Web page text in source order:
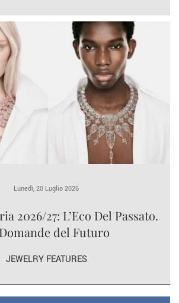
Lunedì, 20 Luglio 2026
2026/27: L’Eco Del Passato.
del Futuro
JEWELRY FEATURES